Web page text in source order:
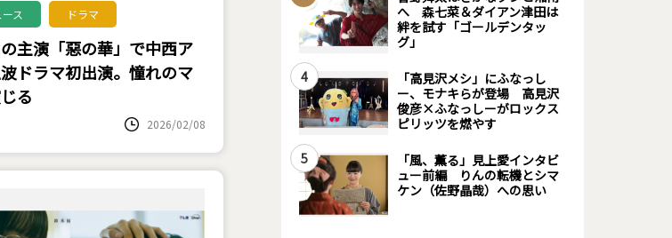
ス ドラマ
主演「惡の華」で中西ア
ドラマ初出演。憧れのマ
る
2026/02/08
へ 森七菜＆ダイアン津田は
絆を試す「ゴールデンタッ
グ」
4
「高見沢メシ」にふなっし
ー、モナキらが登場 高見沢
俊彦×ふなっしーがロックス
ピリッツを燃やす
5
「風、薫る」見上愛インタビ
ュー前編 りんの転機とシマ
ケン（佐野晶哉）への思い